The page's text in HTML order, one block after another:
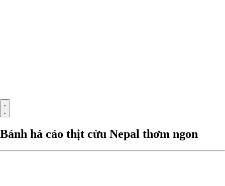
Bánh há cảo thịt cừu Nepal thơm ngon